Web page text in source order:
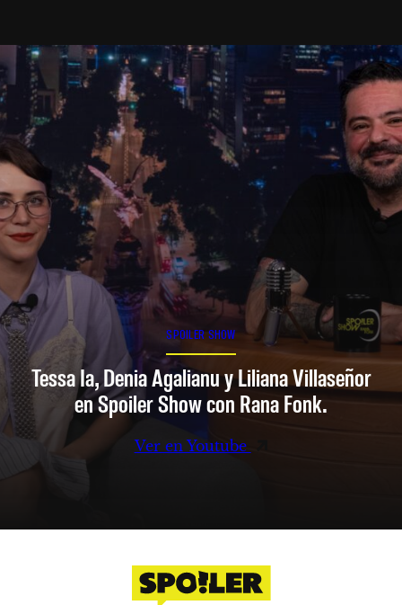
SPOILER SHOW
Tessa Ia, Denia Agalianu y Liliana Villaseñor
en Spoiler Show con Rana Fonk.
Ver en Youtube